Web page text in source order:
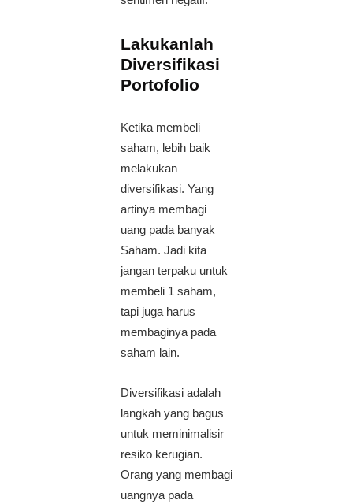
Lakukanlah
Diversifikasi
Portofolio
Ketika membeli
saham, lebih baik
melakukan
diversifikasi. Yang
artinya membagi
uang pada banyak
Saham. Jadi kita
jangan terpaku untuk
membeli 1 saham,
tapi juga harus
membaginya pada
saham lain.
Diversifikasi adalah
langkah yang bagus
untuk meminimalisir
resiko kerugian.
Orang yang membagi
uangnya pada